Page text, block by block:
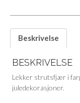
Beskrivelse
BESKRIVELSE
Lekker strutsfjær i
juledekorasjoner.